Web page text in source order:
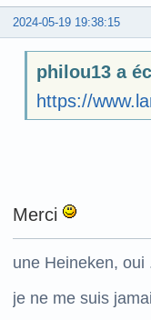
2024-05-19 19:38:15
philou13 a
https://
Merci
une Heineken,
je ne me suis